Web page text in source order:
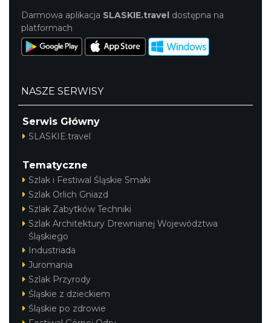
Darmowa aplikacja SLASKIE.travel dostępna na
platformach
NASZE SERWISY
Serwis Główny
SLASKIE.travel
Tematyczne
Szlak i Festiwal Śląskie Smaki
Szlak Orlich Gniazd
Szlak Zabytków Techniki
Szlak Architektury Drewnianej Województwa
Śląskiego
Industriada
Juromania
Szlak Przyrody
Śląskie z dzieckiem
Śląskie po zdrowie